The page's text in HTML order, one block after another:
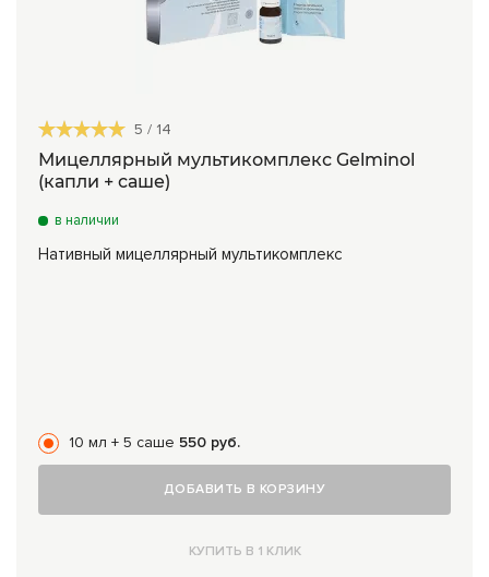
5 / 14
Мицеллярный мультикомплекс Gelminol
(капли + саше)
в наличии
Нативный мицеллярный мультикомплекс
10 мл + 5 саше 550 руб.
ДОБАВИТЬ В КОРЗИНУ
КУПИТЬ В 1 КЛИК